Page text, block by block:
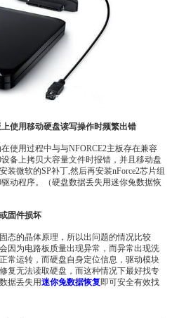
使用移动硬盘读写操作时频繁出错
使用过程中与与NFORCE2主板存在兼容
备上拷贝大容量文件时报错，并且移动盘
装微软的SP补丁,然后再安装nForce2芯片组
动程序。（硬盘数据丢失用迷你兔数据恢
固件损坏
态的晶体原理，所以出问题的情况比较
因为电路板质量出现异常，而异常出现洗
常运转，而硬盘自身定位信息，驱动模块
复无法读取硬盘，而这种情况下最好找专
据丢失用迷你兔数据恢复即可安全有效找